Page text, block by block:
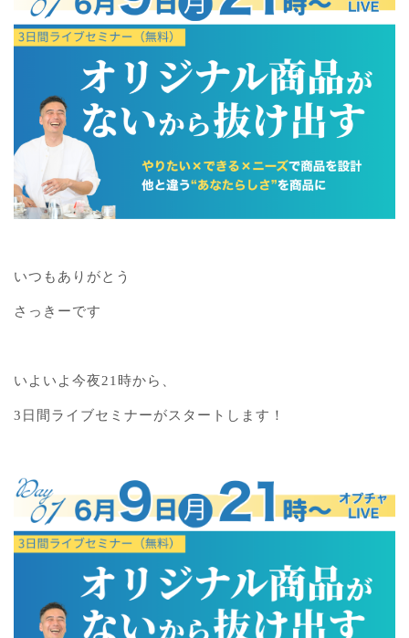
いつもありがとう
さっきーです
いよいよ今夜21時から、
3日間ライブセミナーがスタートします！